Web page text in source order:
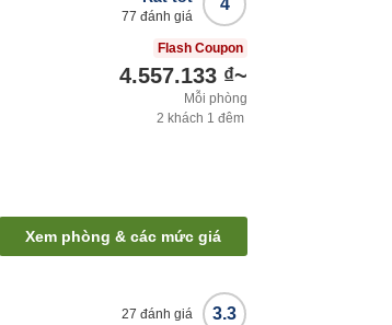
77 đánh giá
Flash Coupon
4.557.133 ₫~
Mỗi phòng
2 khách 1 đêm
Xem phòng & các mức giá
3.3
27 đánh giá